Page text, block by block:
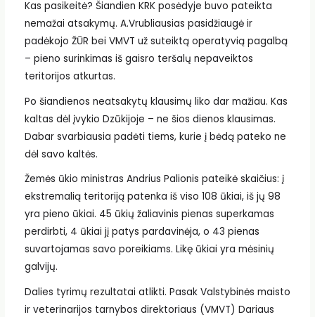
Kas pasikeitė? Šiandien KRK posėdyje buvo pateikta
nemažai atsakymų. A.Vrubliausias pasidžiaugė ir
padėkojo ŽŪR bei VMVT už suteiktą operatyvią pagalbą
– pieno surinkimas iš gaisro teršalų nepaveiktos
teritorijos atkurtas.
Po šiandienos neatsakytų klausimų liko dar mažiau. Kas
kaltas dėl įvykio Dzūkijoje – ne šios dienos klausimas.
Dabar svarbiausia padėti tiems, kurie į bėdą pateko ne
dėl savo kaltės.
Žemės ūkio ministras Andrius Palionis pateikė skaičius: į
ekstremalią teritoriją patenka iš viso 108 ūkiai, iš jų 98
yra pieno ūkiai. 45 ūkių žaliavinis pienas superkamas
perdirbti, 4 ūkiai jį patys pardavinėja, o 43 pienas
suvartojamas savo poreikiams. Likę ūkiai yra mėsinių
galvijų.
Dalies tyrimų rezultatai atlikti. Pasak Valstybinės maisto
ir veterinarijos tarnybos direktoriaus (VMVT) Dariaus